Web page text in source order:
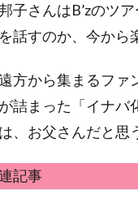
子さんはB’zのツ
話すのか、今から
方から集まるファ
詰まった「イナバ
、お父さんだと思
記事